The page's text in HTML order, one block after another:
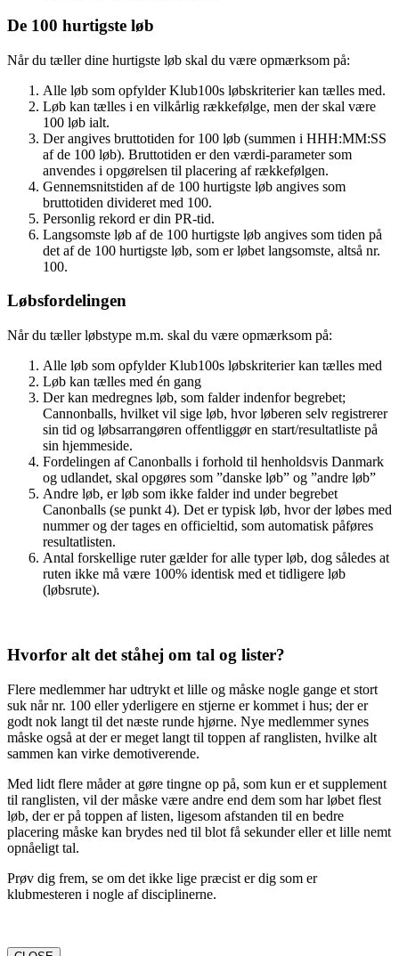
De 100 hurtigste løb
Når du tæller dine hurtigste løb skal du være opmærksom på:
Alle løb som opfylder Klub100s løbskriterier kan tælles med.
Løb kan tælles i en vilkårlig rækkefølge, men der skal være
100 løb ialt.
Der angives bruttotiden for 100 løb (summen i HHH:MM:SS
af de 100 løb). Bruttotiden er den værdi-parameter som
anvendes i opgørelsen til placering af rækkefølgen.
Gennemsnitstiden af de 100 hurtigste løb angives som
bruttotiden divideret med 100.
Personlig rekord er din PR-tid.
Langsomste løb af de 100 hurtigste løb angives som tiden på
det af de 100 hurtigste løb, som er løbet langsomste, altså nr.
100.
Løbsfordelingen
Når du tæller løbstype m.m. skal du være opmærksom på:
Alle løb som opfylder Klub100s løbskriterier kan tælles med
Løb kan tælles med én gang
Der kan medregnes løb, som falder indenfor begrebet;
Cannonballs, hvilket vil sige løb, hvor løberen selv registrerer
sin tid og løbsarrangøren offentliggør en start/resultatliste på
sin hjemmeside.
Fordelingen af Canonballs i forhold til henholdsvis Danmark
og udlandet, skal opgøres som ”danske løb” og ”andre løb”
Andre løb, er løb som ikke falder ind under begrebet
Canonballs (se punkt 4). Det er typisk løb, hvor der løbes med
nummer og der tages en officieltid, som automatisk påføres
resultatlisten.
Antal forskellige ruter gælder for alle typer løb, dog således at
ruten ikke må være 100% identisk med et tidligere løb
(løbsrute).
Hvorfor alt det ståhej om tal og lister?
Flere medlemmer har udtrykt et lille og måske nogle gange et stort
suk når nr. 100 eller yderligere en stjerne er kommet i hus; der er
godt nok langt til det næste runde hjørne. Nye medlemmer synes
måske også at der er meget langt til toppen af ranglisten, hvilke alt
sammen kan virke demotiverende.
Med lidt flere måder at gøre tingne op på, som kun er et supplement
til ranglisten, vil der måske være andre end dem som har løbet flest
løb, der er på toppen af listen, ligesom afstanden til en bedre
placering måske kan brydes ned til blot få sekunder eller et lille nemt
opnåeligt tal.
Prøv dig frem, se om det ikke lige præcist er dig som er
klubmesteren i nogle af disciplinerne.